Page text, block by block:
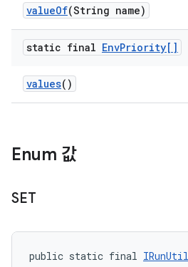
valueOf(String name)
static final EnvPriority[]
values()
Enum 값
SET
public static final